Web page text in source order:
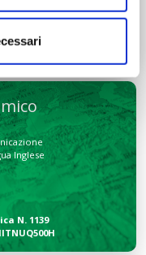
N. 2684
Inglese
N. 1139